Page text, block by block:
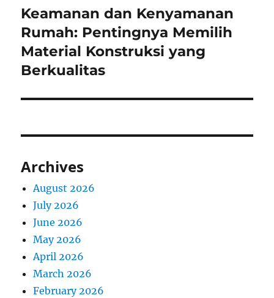
Next
post:
Keamanan dan Kenyamanan
Rumah: Pentingnya Memilih
Material Konstruksi yang
Berkualitas
Archives
August 2026
July 2026
June 2026
May 2026
April 2026
March 2026
February 2026